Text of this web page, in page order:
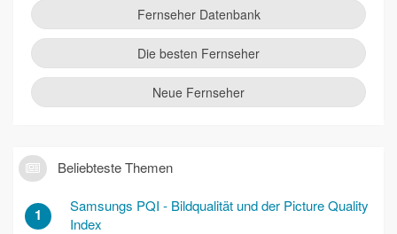
Fernseher Datenbank
Die besten Fernseher
Neue Fernseher
Beliebteste Themen
1
Samsungs PQI - Bildqualität und der Picture Quality
Index